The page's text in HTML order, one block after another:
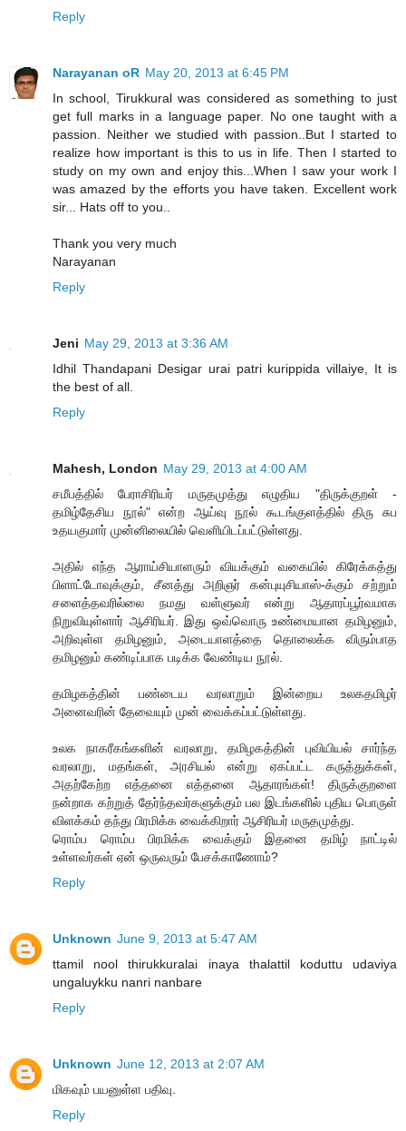
Reply
Narayanan oR May 20, 2013 at 6:45 PM
In school, Tirukkural was considered as something to just
get full marks in a language paper. No one taught with a
passion. Neither we studied with passion..But I started to
realize how important is this to us in life. Then I started to
study on my own and enjoy this...When I saw your work I
was amazed by the efforts you have taken. Excellent work
sir... Hats off to you..
Thank you very much
Narayanan
Reply
Jeni May 29, 2013 at 3:36 AM
Idhil Thandapani Desigar urai patri kurippida villaiye, It is
the best of all.
Reply
Mahesh, London May 29, 2013 at 4:00 AM
சமீபத்தில் பேராசிரியர் மருதமுத்து எழுதிய "திருக்குறள் -
தமிழ்தேசிய நூல்" என்ற ஆய்வு நூல் கூடங்குளத்தில் திரு சுப
உதயகுமார் முன்னிலையில் வெளியிடப்பட்டுள்ளது.
அதில் எந்த ஆராய்சியாளரும் வியக்கும் வகையில் கிரேக்கத்து
பிளாட்டோவுக்கும், சீனத்து அறிஞர் கன்புயுசியாஸ்-க்கும் சற்றும்
சளைத்தவரில்லை நமது வள்ளுவர் என்று ஆதாரப்பூர்வமாக
நிறுவியுள்ளார் ஆசிரியர். இது ஒவ்வொரு உண்மையான தமிழனும்,
அறிவுள்ள தமிழனும், அடையாளத்தை தொலைக்க விரும்பாத
தமிழனும் கண்டிப்பாக படிக்க வேண்டிய நூல்.
தமிழகத்தின் பண்டைய வரலாறும் இன்றைய உலகதமிழர்
அனைவரின் தேவையும் முன் வைக்கப்பட்டுள்ளது.
உலக நாகரீகங்களின் வரலாறு, தமிழகத்தின் புவியியல் சார்ந்த
வரலாறு, மதங்கள், அரசியல் என்று ஏகப்பட்ட கருத்துக்கள்,
அதற்கேற்ற எத்தனை எத்தனை ஆதாரங்கள்! திருக்குறளை
நன்றாக கற்றுத் தேர்ந்தவர்களுக்கும் பல இடங்களில் புதிய பொருள்
விளக்கம் தந்து பிரமிக்க வைக்கிறார் ஆசிரியர் மருதமுத்து.
ரொம்ப ரொம்ப பிரமிக்க வைக்கும் இதனை தமிழ் நாட்டில்
உள்ளவர்கள் ஏன் ஒருவரும் பேசக்காணோம்?
Reply
Unknown June 9, 2013 at 5:47 AM
ttamil nool thirukkuralai inaya thalattil koduttu udaviya
ungaluykku nanri nanbare
Reply
Unknown June 12, 2013 at 2:07 AM
மிகவும் பயனுள்ள பதிவு.
Reply